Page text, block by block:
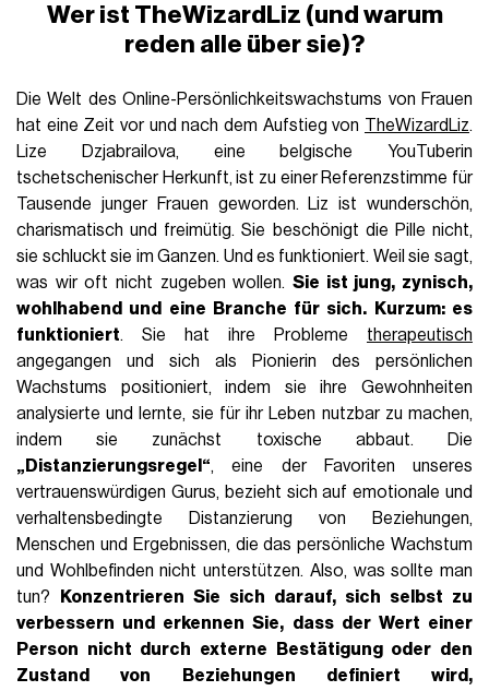
Wer ist TheWizardLiz (und warum
reden alle über sie)?
Die Welt des Online-Persönlichkeitswachstums von Frauen
hat eine Zeit vor und nach dem Aufstieg von TheWizardLiz.
Lize Dzjabrailova, eine belgische YouTuberin
tschetschenischer Herkunft, ist zu einer Referenzstimme für
Tausende junger Frauen geworden. Liz ist wunderschön,
charismatisch und freimütig. Sie beschönigt die Pille nicht,
sie schluckt sie im Ganzen. Und es funktioniert. Weil sie sagt,
was wir oft nicht zugeben wollen. Sie ist jung, zynisch,
wohlhabend und eine Branche für sich. Kurzum: es
funktioniert. Sie hat ihre Probleme therapeutisch
angegangen und sich als Pionierin des persönlichen
Wachstums positioniert, indem sie ihre Gewohnheiten
analysierte und lernte, sie für ihr Leben nutzbar zu machen,
indem sie zunächst toxische abbaut. Die
„Distanzierungsregel“, eine der Favoriten unseres
vertrauenswürdigen Gurus, bezieht sich auf emotionale und
verhaltensbedingte Distanzierung von Beziehungen,
Menschen und Ergebnissen, die das persönliche Wachstum
und Wohlbefinden nicht unterstützen. Also, was sollte man
tun?
Konzentrieren Sie sich darauf, sich selbst zu
verbessern und erkennen Sie, dass der Wert einer
Person nicht durch externe Bestätigung oder den
Zustand von Beziehungen definiert wird,